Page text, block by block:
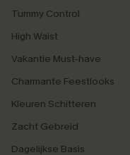
Tummy Control
High Waist
Vakantie Must-have
Charmante Feestlooks
Kleuren Schitteren
Zacht Gebreid
Dagelijkse Basis